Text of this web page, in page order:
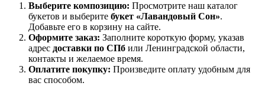
Выберите композицию: Просмотрите наш каталог
букетов и выберите букет «Лавандовый Сон».
Добавьте его в корзину на сайте.
Оформите заказ: Заполните короткую форму, указав
адрес доставки по СПб или Ленинградской области,
контакты и желаемое время.
Оплатите покупку: Произведите оплату удобным для
вас способом.